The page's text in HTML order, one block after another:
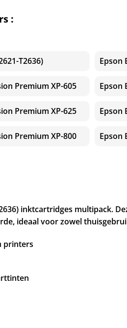
:
T2636) Epson
Premium XP-605 Epson
Premium XP-625 Epson
Premium XP-800 Epson
inktcartridges multipack.
ideaal voor zowel
printers